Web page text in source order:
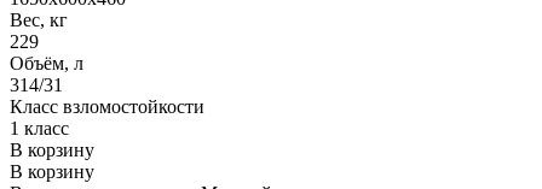
Вес, кг
229
Объём, л
314/31
Класс взломостойкости
1 класс
В корзину
В корзину